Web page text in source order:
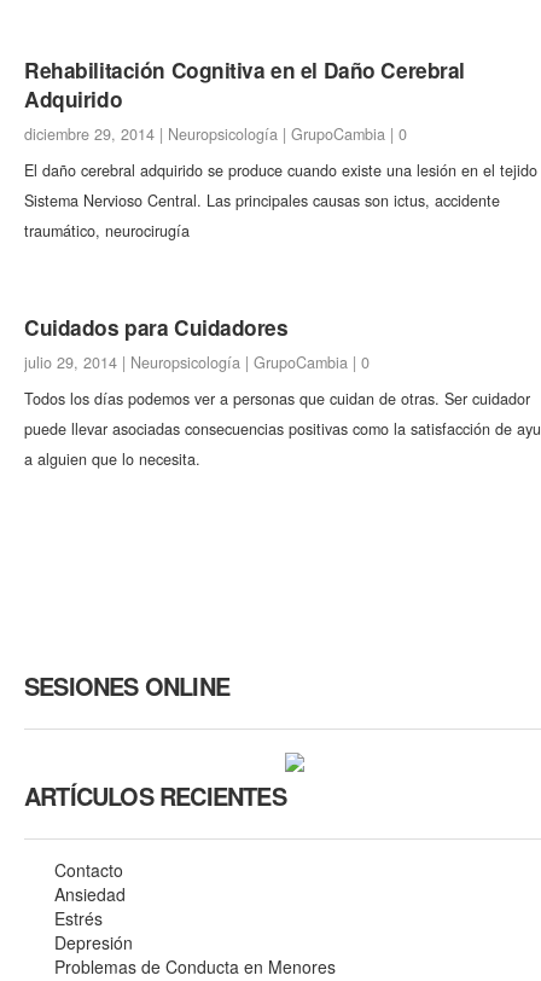
Rehabilitación Cognitiva en el Daño Cerebral
Adquirido
diciembre 29, 2014 | Neuropsicología | GrupoCambia | 0
El daño cerebral adquirido se produce cuando existe una lesión en el
Sistema Nervioso Central. Las principales causas son ictus, accidente
traumático, neurocirugía
Cuidados para Cuidadores
julio 29, 2014 | Neuropsicología | GrupoCambia | 0
Todos los días podemos ver a personas que cuidan de otras. Ser cuidador
puede llevar asociadas consecuencias positivas como la satisfacción de
a alguien que lo necesita.
SESIONES ONLINE
ARTÍCULOS RECIENTES
Contacto
Ansiedad
Estrés
Depresión
Problemas de Conducta en Menores